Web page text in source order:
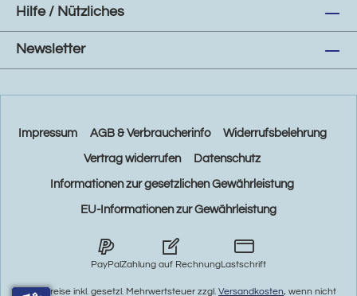
Hilfe / Nützliches
Newsletter
Impressum AGB & Verbraucherinfo Widerrufsbelehrung
Vertrag widerrufen Datenschutz
Informationen zur gesetzlichen Gewährleistung
EU-Informationen zur Gewährleistung
PayPalZahlung auf RechnungLastschrift
* Alle Preise inkl. gesetzl. Mehrwertsteuer zzgl. Versandkosten, wenn nicht